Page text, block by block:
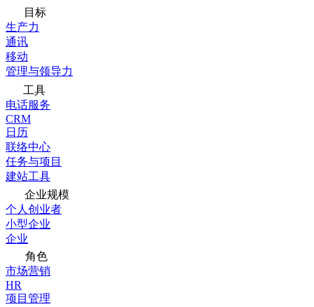
目标
生产力
通讯
移动
管理与领导力
工具
电话服务
CRM
日历
联络中心
任务与项目
建站工具
企业规模
个人创业者
小型企业
企业
角色
市场营销
HR
项目管理